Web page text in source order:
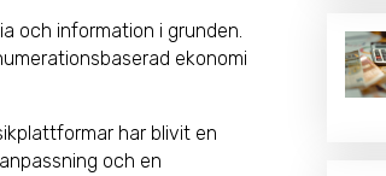
och information i grunden.
ekonomi
har blivit en
och en